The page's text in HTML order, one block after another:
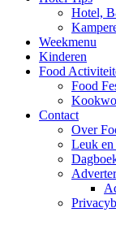
Hotel,
Weekmenu
Kinderen
Food
Food
Contact
Over
Leuk